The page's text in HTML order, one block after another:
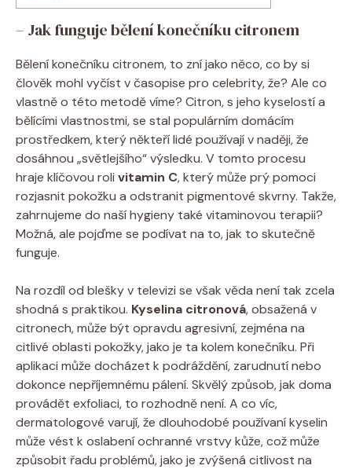
– Jak funguje bělení konečníku citronem
Bělení konečníku citronem, to zní jako něco, co by si
člověk mohl vyčíst v časopise pro celebrity, že? Ale co
vlastně o této metodě víme? Citron, s jeho kyselostí a
bělícími vlastnostmi, se stal populárním domácím
prostředkem, který někteří lidé používají v naději, že
dosáhnou „světlejšího“ výsledku. V tomto procesu
hraje klíčovou roli vitamin C, který může prý pomoci
rozjasnit pokožku a odstranit pigmentové skvrny. Takže,
zahrnujeme do naší hygieny také vitaminovou terapii?
Možná, ale pojďme se podívat na to, jak to skutečně
funguje.
Na rozdíl od blešky v televizi se však věda není tak zcela
shodná s praktikou. Kyselina citronová, obsažená v
citronech, může být opravdu agresivní, zejména na
citlivé oblasti pokožky, jako je ta kolem konečníku. Při
aplikaci může docházet k podráždění, zarudnutí nebo
dokonce nepříjemnému pálení. Skvělý způsob, jak doma
provádět exfoliaci, to rozhodně není. A co víc,
dermatologové varují, že dlouhodobé používaní kyselin
může vést k oslabení ochranné vrstvy kůže, což může
způsobit řadu problémů, jako je zvýšená citlivost na